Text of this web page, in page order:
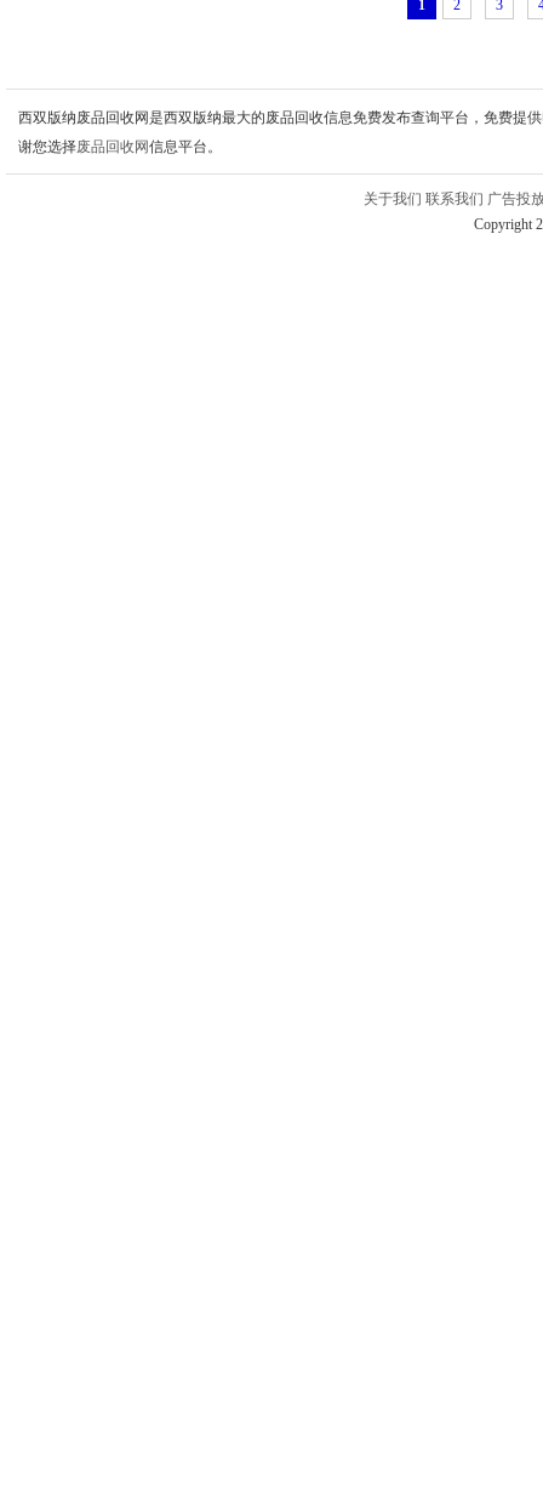
1 2 3
西双版纳废品回收网是西双版纳最大的废品回收信息免费发布查询平台，免费提
谢您选择废品回收网信息平台。
关于我们 联系我们 广告投
Copyright